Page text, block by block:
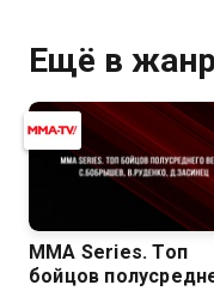
Ещё в
MMA Series. Топ
бойцов